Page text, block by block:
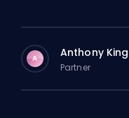
A Anthony King
Partner